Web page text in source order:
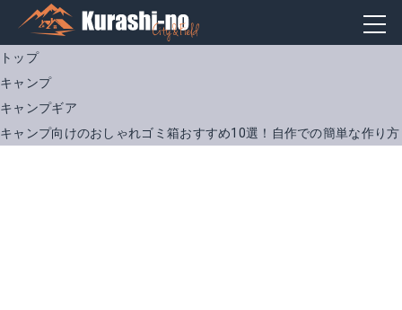
トップ
キャンプ
キャンプギア
キャンプ向けのおしゃれゴミ箱おすすめ10選！自作での簡単な作り